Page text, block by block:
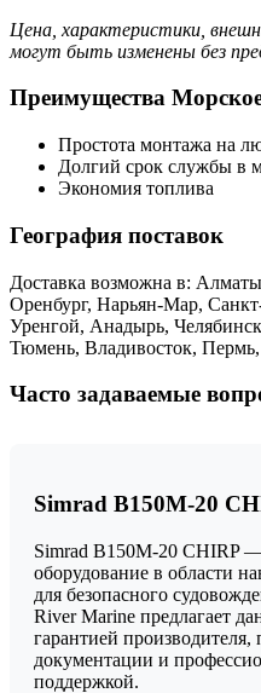
Цена, характеристики,
могут быть изменены без
Преимущества
Простота монтажа на
Долгий срок службы в
Экономия топлива
География поставок
Доставка возможна в:
Оренбург, Нарьян-Мар,
Уренгой, Анадырь,
Тюмень, Владивосток, Пермь,
Часто задаваемые
Simrad B150M-20
Simrad B150M-20 CHIRP
оборудование в области
для безопасного
River Marine предлагает
гарантией
документации и
поддержкой.